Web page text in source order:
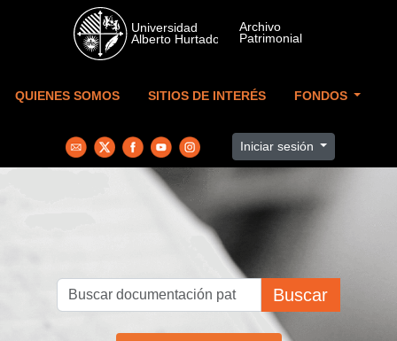
Skip to main content
QUIENES SOMOS SITIOS DE INTERÉS FONDOS
Iniciar sesión
Buscar